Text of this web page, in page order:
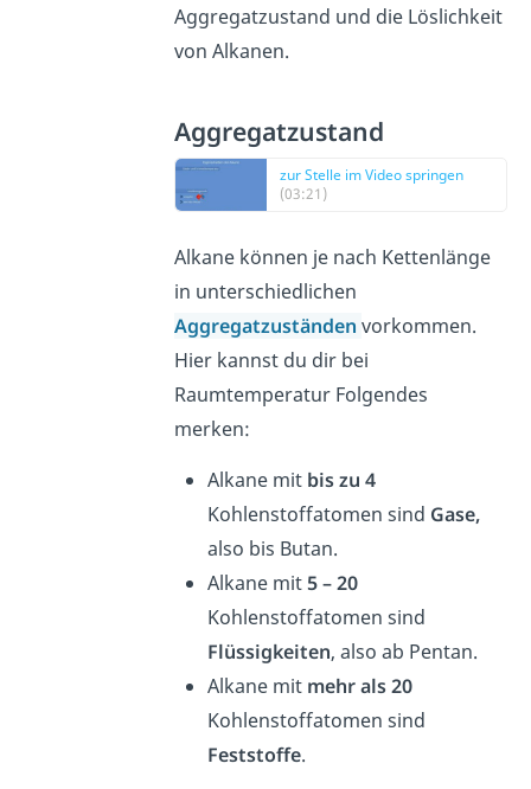
Aggregatzustand und die Löslichkeit
von Alkanen.
Aggregatzustand
zur Stelle im Video springen
(03:21)
Alkane können je nach Kettenlänge
in unterschiedlichen
Aggregatzuständenvorkommen.
Hier kannst du dir bei
Raumtemperatur Folgendes
merken:
Alkane mit bis zu 4
Kohlenstoffatomen sind Gase,
also bis Butan.
Alkane mit5 – 20
Kohlenstoffatomen sind
Flüssigkeiten, also ab Pentan.
Alkane mit mehr als 20
Kohlenstoffatomen sind
Feststoffe.